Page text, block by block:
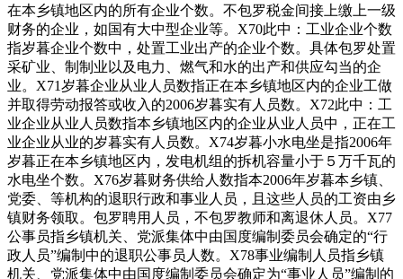
在本乡镇地区内的所有企业个数。不包罗税金间接上缴上一级
财务的企业，如国有大中型企业等。X70此中：工业企业个数
指岁暮企业个数中，处置工业出产的企业个数。具体包罗处置
采矿业、制制业以及电力、燃气和水的出产和供应勾当的企
业。X71岁暮企业从业人员数指正在本乡镇地区内的企业工做
并取得劳动报答或收入的2006岁暮实有人员数。X72此中：工
业企业从业人员数指本乡镇地区内的企业从业人员中，正在工
业企业从业的岁暮实有人员数。X74岁暮小水电坐是指2006年
岁暮正在本乡镇地区内，发电机组的拆机容量小于５万千瓦的
水电坐个数。X76岁暮财务供给人数指本2006年岁暮本乡镇、
党委、等机构的退职行政和事业人员，且这些人员的工资由乡
镇财务领取。包罗聘用人员，不包罗教师和离退休人员。X77
公事员指乡镇机关、党派集体中由国度编制委员会确定的“行
政人员”编制中的退职公事员人数。X78事业编制人员指乡镇
机关、党派集体中由国度编制委员会确定为“事业人员”编制的